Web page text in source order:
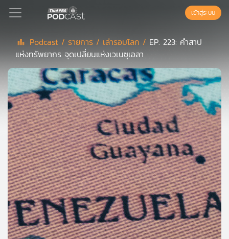
Podcast
เพล
ย์
ลิ
สต์
แนะนำ
เพล
ย์
ลิ
สต์
ของ
คุณ
เข้าสู่ระบบ
Podcast / รายการ / เล่ารอบโลก / EP. 223: คำสาป
แห่งทรัพยากร จุดเปลี่ยนแห่งเวเนซุเอลา